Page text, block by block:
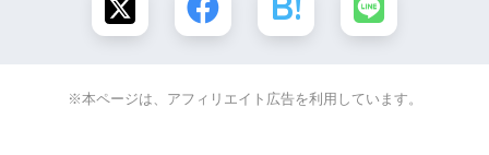
※本ページは、アフィリエイト広告を利用しています。